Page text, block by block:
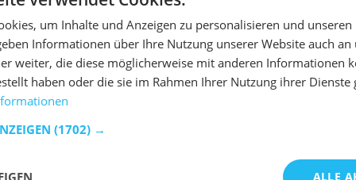
ist.
ist der Link veraltet.
wieder auf Kurs zu kommen.
zu suchen.
um Inhalte und Anzeigen zu personalisieren und
Informationen über Ihre Nutzung unserer Website auch an
weiter, die diese möglicherweise mit anderen Informationen
haben oder die sie im Rahmen Ihrer Nutzung ihrer Dienste
(1702) →
ALLE